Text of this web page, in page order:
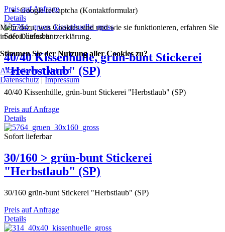
Preis auf Anfrage
Details
Sofort lieferbar
40/40 Kissenhülle, grün-bunt Stickerei
"Herbstlaub" (SP)
40/40 Kissenhülle, grün-bunt Stickerei "Herbstlaub" (SP)
Preis auf Anfrage
Details
Sofort lieferbar
30/160 > grün-bunt Stickerei
"Herbstlaub" (SP)
30/160 grün-bunt Stickerei "Herbstlaub" (SP)
Preis auf Anfrage
Details
Google reCaptcha (Kontaktformular)
Mehr dazu, was Cookies sind und wie sie funktionieren, erfahren Sie
in der Datenschutzerklärung.
Stimmen Sie der Nutzung aller Cookies zu?
AkzeptierenAblehnen
Datenschutz|Impressum